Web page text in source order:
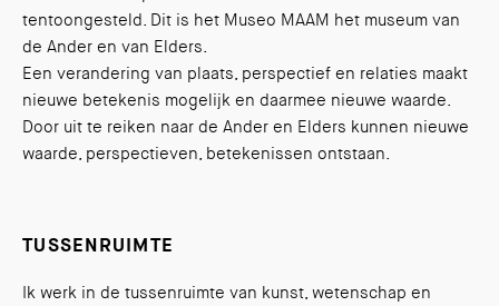
tentoongesteld. Dit is het Museo MAAM het museum van
de Ander en van Elders.
Een verandering van plaats, perspectief en relaties maakt
nieuwe betekenis mogelijk en daarmee nieuwe waarde.
Door uit te reiken naar de Ander en Elders kunnen nieuwe
waarde, perspectieven, betekenissen ontstaan.
TUSSENRUIMTE
Ik werk in de tussenruimte van kunst, wetenschap en